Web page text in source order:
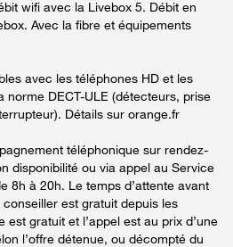
wifi avec la Livebox 5. Débit en
Avec la fibre et équipements
avec les téléphones HD et les
norme DECT-ULE (détecteurs, prise
Détails sur orange.fr
téléphonique sur rendez-
disponibilité ou via appel au Service
8h à 20h. Le temps d’attente avant
est gratuit depuis les
gratuit et l’appel est au prix d’une
l’offre détenue, ou décompté du